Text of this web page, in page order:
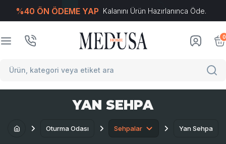
%40 ÖN ÖDEME YAP Kalanını Ürün Hazırlanınca Öde.
0
YAN SEHPA
Oturma Odası Sehpalar Yan Sehpa
T-Soft E-Ticaret Sistemleriyle Hazırlanmıştır.